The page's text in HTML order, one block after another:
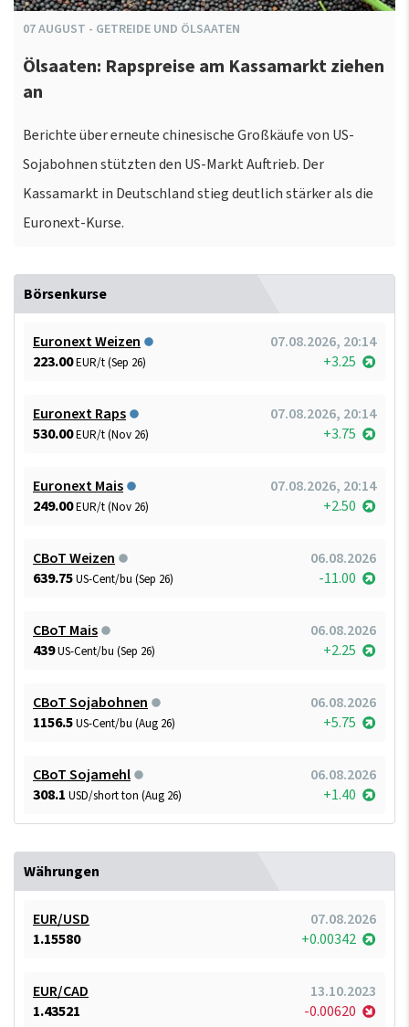
07AUGUST - GETREIDE UND ÖLSAATEN
Ölsaaten: Rapspreise am Kassamarkt ziehen
an
Berichte über erneute chinesische Großkäufe von US-
Sojabohnen stützten den US-Markt Auftrieb. Der
Kassamarkt in Deutschland stieg deutlich stärker als die
Euronext-Kurse.
Börsenkurse
Euronext Weizen
07.08.2026, 20:14
223.00EUR/t (Sep 26) +3.25
Euronext Raps
07.08.2026, 20:14
530.00EUR/t (Nov 26) +3.75
Euronext Mais
07.08.2026, 20:14
249.00EUR/t (Nov 26) +2.50
CBoT Weizen
06.08.2026
639.75US-Cent/bu (Sep 26) -11.00
CBoT Mais
06.08.2026
439US-Cent/bu (Sep 26) +2.25
CBoT Sojabohnen
06.08.2026
1156.5US-Cent/bu (Aug 26) +5.75
CBoT Sojamehl
06.08.2026
308.1 USD/short ton (Aug 26) +1.40
Währungen
EUR/USD
07.08.2026
1.15580
+0.00342
EUR/CAD
13.10.2023
1.43521
-0.00620